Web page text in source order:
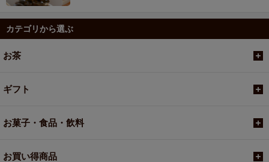
カテゴリから選ぶ
お茶
ギフト
お菓子・食品・飲料
お買い得商品